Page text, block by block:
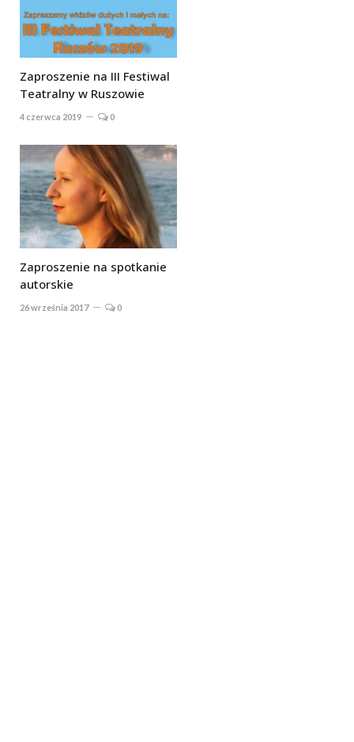
Zaproszenie na III Festiwal
Teatralny w Ruszowie
4 czerwca 2019 0
Zaproszenie na spotkanie
autorskie
26 września 2017 0